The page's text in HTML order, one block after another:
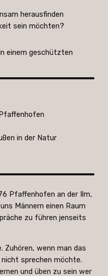
herausfinden
sein möchten?
einem geschützten
in der Natur
Pfaffenhofen an der Ilm,
Männern einen Raum
zu führen jenseits
Zuhören, wenn man das
sprechen möchte.
und üben zu sein wer